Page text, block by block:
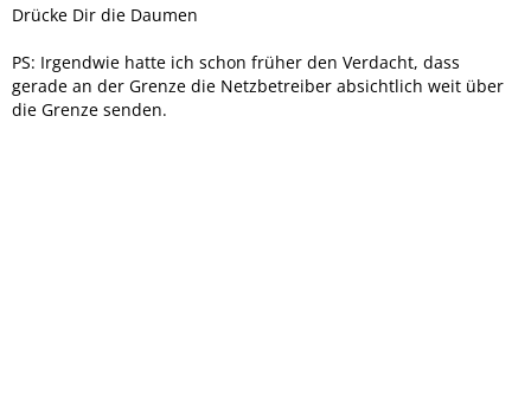
Drücke Dir die Daumen
PS: Irgendwie hatte ich schon früher den Verdacht, dass
gerade an der Grenze die Netzbetreiber absichtlich weit über
die Grenze senden.